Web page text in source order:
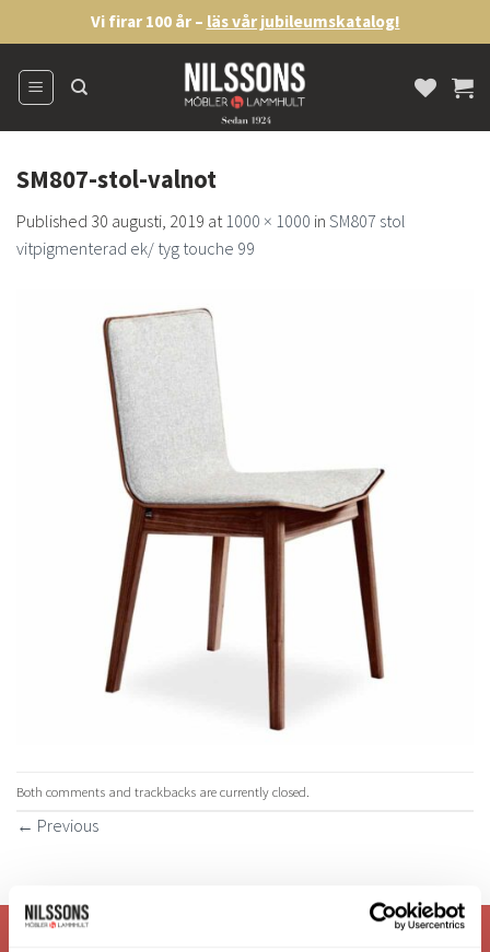
to
content
Vi firar 100 år – läs vår jubileumskatalog!
SM807-stol-valnot
Published 30 augusti, 2019 at1000 × 1000 in SM807 stol
vitpigmenterad ek/ tyg touche 99
Both comments and trackbacks are currently closed.
← Previous